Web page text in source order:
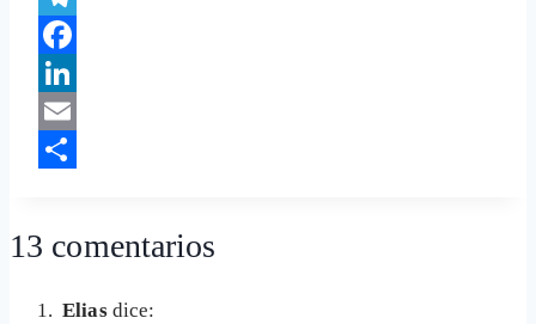
Telegram
Facebook
LinkedIn
Email
13 comentarios
Elias dice: